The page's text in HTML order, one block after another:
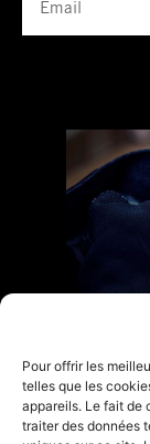
Pour offrir les
telles que les
appareils. Le fait de
traiter des données